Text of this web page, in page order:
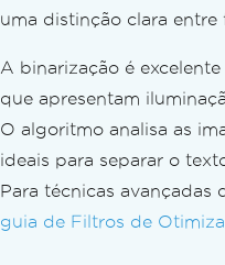
uma distinção clara entre
A binarização é
que apresentam
O algoritmo analisa as
ideais para separar o
Para técnicas avançadas
guia de Filtros de